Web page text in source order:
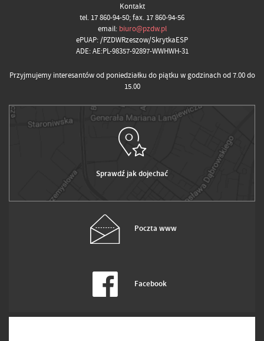
Kontakt
tel. 17 860-94-50; fax. 17 860-94-56
email: biuro@pzdw.pl
ePUAP: /PZDWRzeszow/SkrytkaESP
ADE: AE:PL-98357-92897-WWHWH-31
Przyjmujemy interesantów od poniedziałku do piątku w godzinach od 7.00 do
15.00
Sprawdź jak dojechać
Poczta www
Facebook